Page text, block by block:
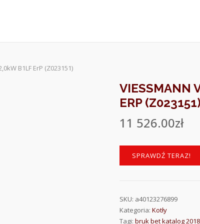
B1LF ErP (Z023151)
VIESSMANN
ERP
11 526.00zł
SPRAWDŹ TERAZ!
SKU: a40123276899
Kategoria:Kotły
Tagi:bruk bet katalog 2018